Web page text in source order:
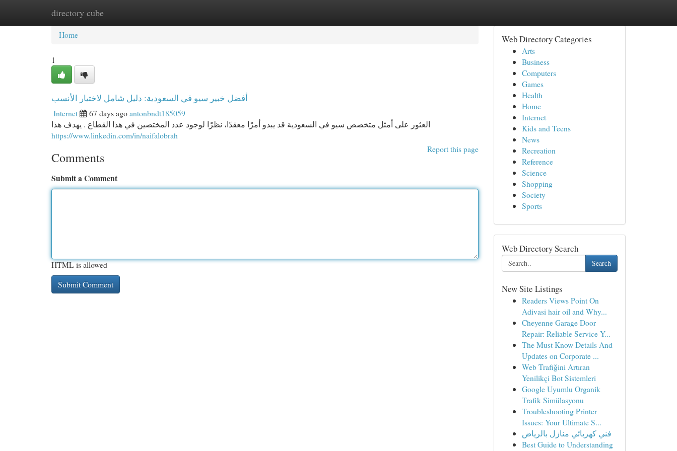
directory cube
Home New Site Listings
Home
1
أفضل خبير سيو في السعودية: دليل شامل لاختيار الأنسب
Internet 67 days agoantonbndt185059
العثور على أمثل متخصص سيو في السعودية قد يبدو أمرًا معقدًا، نظرًا لوجود عدد المختصين في هذا القطاع . يهدف هذا
https://www.linkedin.com/in/naifalobrah
Report this page
Comments
Submit a Comment
HTML is allowed
Web Directory Categories
Arts
Business
Computers
Games
Health
Home
Internet
Kids and Teens
News
Recreation
Reference
Science
Shopping
Society
Sports
Web Directory Search
Search
New Site Listings
Readers Views Point On
Adivasi hair oil and Why...
Cheyenne Garage Door
Repair: Reliable Service Y...
The Must Know Details And
Updates on Corporate ...
Web Trafiğini Artıran
Yenilikçi Bot Sistemleri
Google Uyumlu Organik
Trafik Simülasyonu
Troubleshooting Printer
Issues: Your Ultimate S...
فني كهربائي منازل بالرياض
Best Guide to Understanding